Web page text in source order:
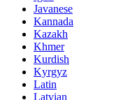
Javanese
Kannada
Kazakh
Khmer
Kurdish
Kyrgyz
Latin
Latvian